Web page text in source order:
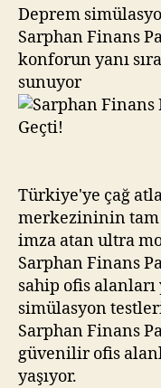
Deprem
Sarphan Finans
konforun yanı
sunuyor
Türkiye'ye çağ
merkezininin
imza atan ultra
Sarphan Finans
sahip ofis
simülasyon
Sarphan Finans
güvenilir ofis
yaşıyor.